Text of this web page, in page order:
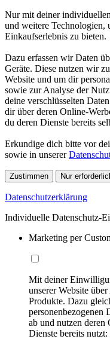
Nur mit deiner
und weitere Technologien,
Einkaufserlebnis zu bieten.
Dazu erfassen wir Daten
Geräte. Diese nutzen wir
Website und um dir
sowie zur Analyse der
deine verschlüsselten
dir über deren Online-
du deren Dienste bereits
Erkundige dich bitte vor
sowie in unserer
Zustimmen Nur
Datenschutzerklärung
Individuelle Datenschutz-
Marketing per
Mit deiner
unserer Website
Produkte. Dazu
personenbezogenen
ab und nutzen deren
Dienste bereits nutzt: